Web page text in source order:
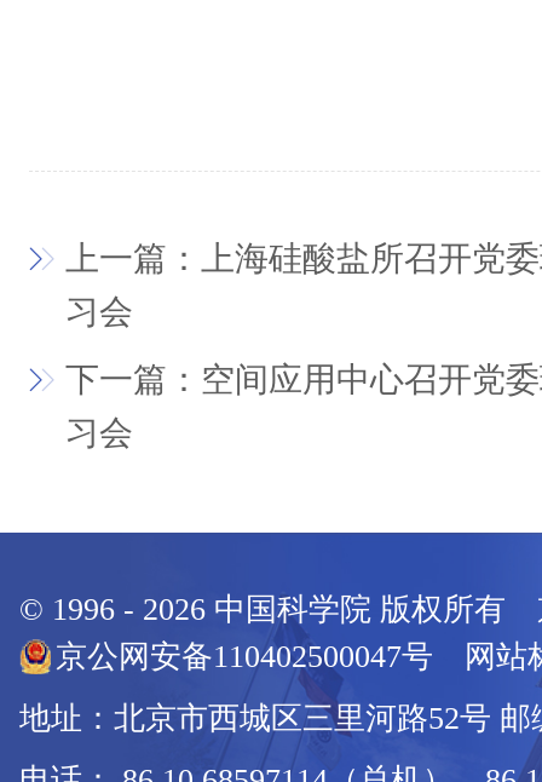
上一篇：上海硅酸盐所召开党
习会
下一篇：空间应用中心召开党
习会
© 1996 - 2026 中国科学院 版权所有
京公网安备110402500047号 网站
地址：北京市西城区三里河路52号 邮